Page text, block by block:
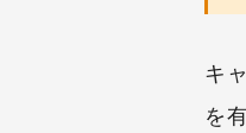
キ
を